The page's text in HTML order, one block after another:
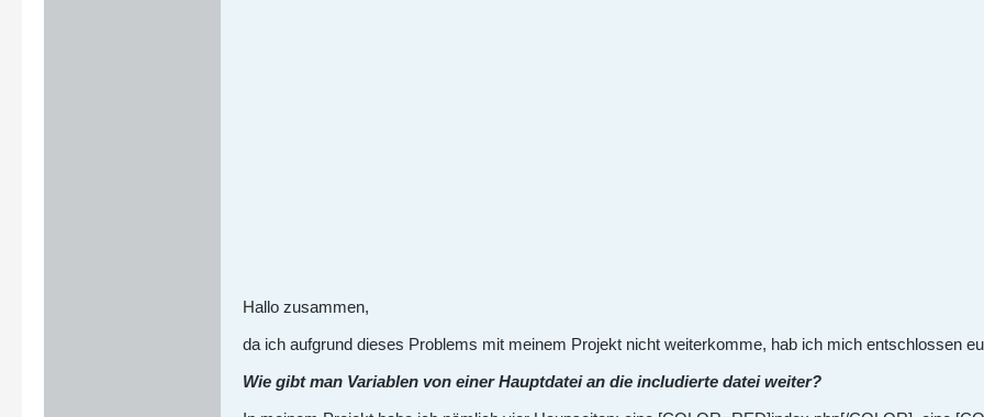
Hallo zusammen,
da ich aufgrund dieses Problems mit meinem Projekt nicht weiterkomme, hab ich mich entschlossen
Wie gibt man Variablen von einer Hauptdatei an die includierte datei weiter?